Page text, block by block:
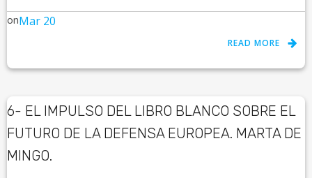
onMar 20
READ MORE
6- EL IMPULSO DEL LIBRO BLANCO SOBRE EL
FUTURO DE LA DEFENSA EUROPEA. MARTA DE
MINGO.